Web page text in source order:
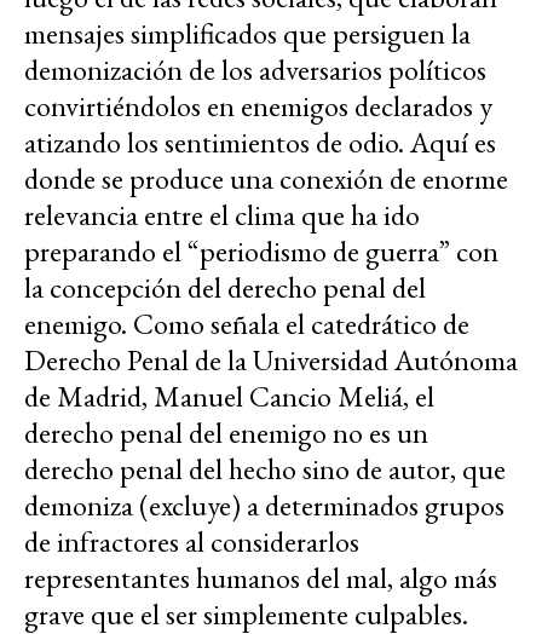
mensajes simplificados que persiguen la
demonización de los adversarios políticos
convirtiéndolos en enemigos declarados y
atizando los sentimientos de odio. Aquí es
donde se produce una conexión de enorme
relevancia entre el clima que ha ido
preparando el “periodismo de guerra” con
la concepción del derecho penal del
enemigo. Como señala el catedrático de
Derecho Penal de la Universidad Autónoma
de Madrid, Manuel Cancio Meliá, el
derecho penal del enemigo no es un
derecho penal del hecho sino de autor, que
demoniza (excluye) a determinados grupos
de infractores al considerarlos
representantes humanos del mal, algo más
grave que el ser simplemente culpables.